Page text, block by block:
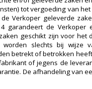
tot vergoeding van
Verkoper geleverde
garandeert de Verkoper
geschikt zijn voor het
slechts bij wijze
betrekt of betrokken
of jegens de
De afhandeling van